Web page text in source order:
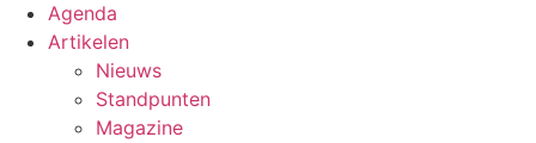
Agenda
Artikelen
Nieuws
Standpunten
Magazine